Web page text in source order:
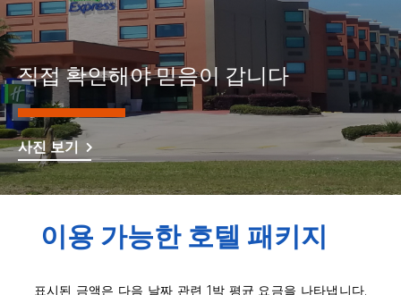
직접 확인해야 믿음이 갑니다
사진 보기
이용 가능한 호텔 패키지
표시된 금액은 다음 날짜 관련 1박 평균 요금을 나타냅니다.